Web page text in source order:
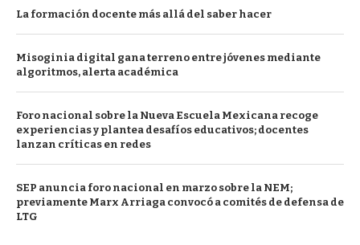
La formación docente más allá del saber hacer
Misoginia digital gana terreno entre jóvenes mediante
algoritmos, alerta académica
Foro nacional sobre la Nueva Escuela Mexicana recoge
experiencias y plantea desafíos educativos; docentes
lanzan críticas en redes
SEP anuncia foro nacional en marzo sobre la NEM;
previamente Marx Arriaga convocó a comités de defensa de
LTG